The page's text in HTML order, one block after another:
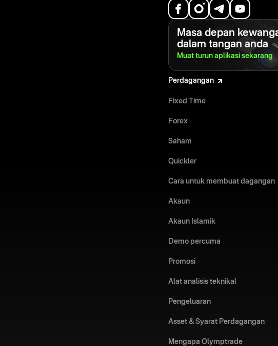
Masa depan
dalam tangan anda
Muat turun aplikasi sekarang
Perdagangan
Fixed Time
Forex
Saham
Quickler
Cara untuk membuat dagangan
Akaun
Akaun Islamik
Demo percuma
Promosi
Alat analisis teknikal
Pengeluaran
Asset & Syarat Perdagangan
Mengapa Olymptrade